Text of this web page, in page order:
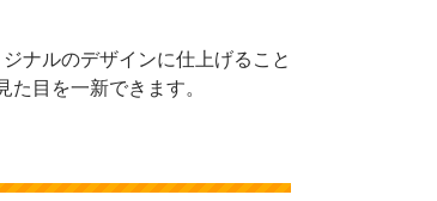
ナルのデザインに仕上げること
目を一新できます。